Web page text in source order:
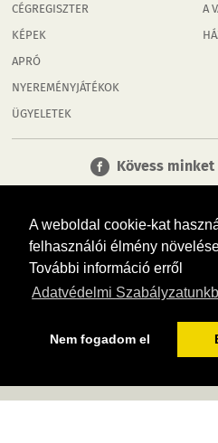
A weboldal cookie-kat
felhasználói élmény
További információ erről
Adatvédelmi
Nem fogadom el
CÉGREGISZTER
KÉPEK
APRÓ
NYEREMÉNYJÁTÉKOK
ÜGYELETEK
A
Kövess
Tudj meg többet városodról!
menü, cégek…. és minden, ami
MÉDIAAJÁNLÓ ADATVÉDELEM